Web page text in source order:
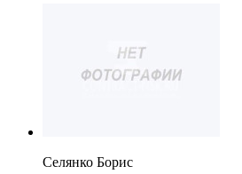
Селянко Борис